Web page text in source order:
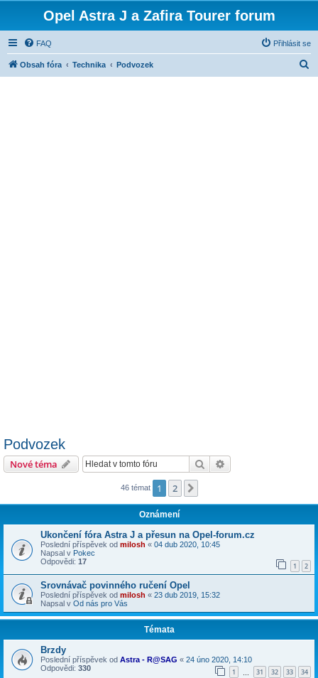
Opel Astra J a Zafira Tourer forum
FAQ Přihlásit se
Obsah fóra Technika Podvozek
Podvozek
Nové téma Hledat
46 témat 1 2
Oznámení
Ukončení fóra Astra J a přesun na Opel-forum.cz
Poslední příspěvek od milosh « 04 dub 2020, 10:45
Napsal v Pokec
Odpovědi: 17 1 2
Srovnávač povinného ručení Opel
Poslední příspěvek od milosh « 23 dub 2019, 15:32
Napsal v Od nás pro Vás
Témata
Brzdy
Poslední příspěvek od Astra - R@SAG « 24 úno 2020, 14:10
Odpovědi: 330 1 31 32 33 34